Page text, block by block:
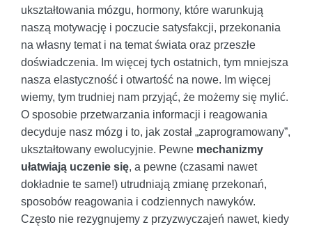
ukształtowania mózgu, hormony, które warunkują
naszą motywację i poczucie satysfakcji, przekonania
na własny temat i na temat świata oraz przeszłe
doświadczenia. Im więcej tych ostatnich, tym mniejsza
nasza elastyczność i otwartość na nowe. Im więcej
wiemy, tym trudniej nam przyjąć, że możemy się mylić.
O sposobie przetwarzania informacji i reagowania
decyduje nasz mózg i to, jak został „zaprogramowany”,
ukształtowany ewolucyjnie. Pewne mechanizmy
ułatwiają uczenie się, a pewne (czasami nawet
dokładnie te same!) utrudniają zmianę przekonań,
sposobów reagowania i codziennych nawyków.
Często nie rezygnujemy z przyzwyczajeń nawet, kiedy